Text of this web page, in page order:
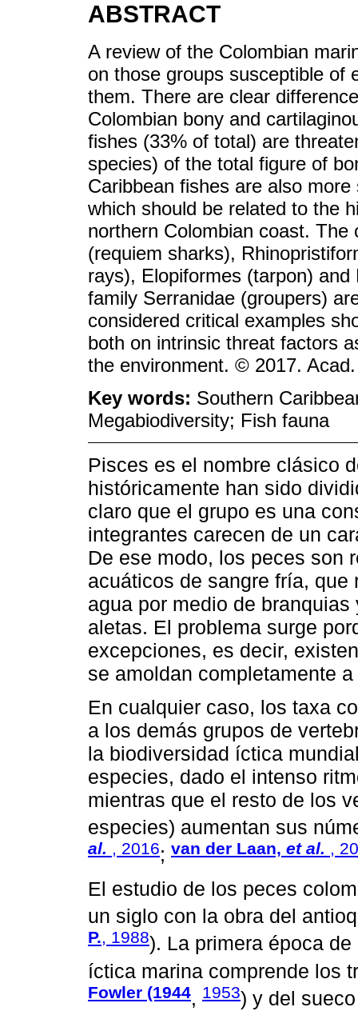
ABSTRACT
A review of the Colombian
on those groups susceptible of
them. There are clear
Colombian bony and
fishes (33% of total) are
species) of the total figure of
Caribbean fishes are also
which should be related to the
northern Colombian coast.
(requiem sharks),
rays), Elopiformes (tarpon)
family Serranidae (groupers)
considered critical examples
both on intrinsic threat factors
the environment. © 2017.
Key words: Southern
Megabiodiversity; Fish fauna
Pisces es el nombre clásico
históricamente han sido
claro que el grupo es una
integrantes carecen de un
De ese modo, los peces son
acuáticos de sangre fría,
agua por medio de
aletas. El problema surge
excepciones, es decir,
se amoldan completamente
En cualquier caso, los taxa
a los demás grupos de
la biodiversidad íctica
especies, dado el intenso
mientras que el resto de los
especies) aumentan sus
al. , 2016; van der Laan, et al. ,
El estudio de los peces
un siglo con la obra del
P., 1988). La primera época
íctica marina comprende los
Fowler (1944, 1953) y del